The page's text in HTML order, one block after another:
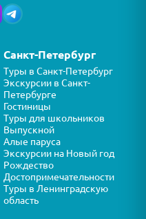
Санкт-Петербург
Туры в Санкт-Петербург
Экскурсии в Санкт-
Петербурге
Гостиницы
Туры для школьников
Выпускной
Алые паруса
Экскурсии на Новый год
Рождество
Достопримечательности
Туры в Ленинградскую
область